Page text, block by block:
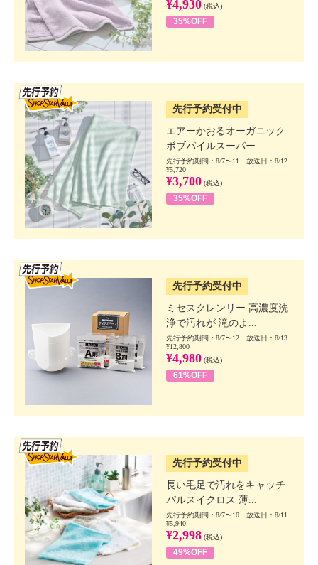
¥4,930 (税込)
35%OFF
先行予約受付中
エアーかおるオーガニック
ボブパイルスーパー...
先行予約期間：8/7〜11 放送日：8/12
¥5,720
¥3,700 (税込)
35%OFF
先行予約受付中
ミセスクレンリー 高濃度洗
浄で汚れが 滝のよ...
先行予約期間：8/7〜12 放送日：8/13
¥12,800
¥4,980 (税込)
61%OFF
先行予約受付中
長い毛足で汚れをキャッチ
パルスイクロス 薄...
先行予約期間：8/7〜10 放送日：8/11
¥5,940
¥2,998 (税込)
49%OFF